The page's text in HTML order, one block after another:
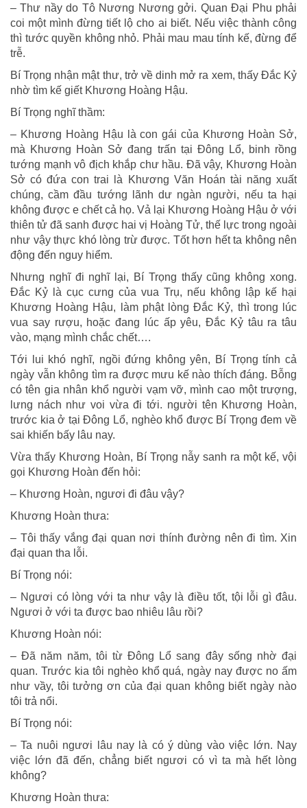
– Thư nầy do Tô Nương Nương gởi. Quan Ðại Phu phải
coi một mình đừng tiết lộ cho ai biết. Nếu việc thành công
thì tước quyền không nhỏ. Phải mau mau tính kế, đừng để
trễ.
Bí Trọng nhận mật thư, trở về dinh mở ra xem, thấy Ðắc Kỷ
nhờ tìm kế giết Khương Hoàng Hậu.
Bí Trọng nghĩ thầm:
– Khương Hoàng Hậu là con gái của Khương Hoàn Sở,
mà Khương Hoàn Sở đang trấn tại Ðông Lổ, binh rồng
tướng mạnh vô địch khắp chư hầu. Ðã vậy, Khương Hoàn
Sở có đứa con trai là Khương Văn Hoán tài năng xuất
chúng, cầm đầu tướng lãnh dư ngàn người, nếu ta hại
không được e chết cả họ. Vả lại Khương Hoàng Hậu ở với
thiên tử đã sanh được hai vị Hoàng Tử, thế lực trong ngoài
như vậy thực khó lòng trừ được. Tốt hơn hết ta không nên
động đến nguy hiểm.
Nhưng nghĩ đi nghĩ lại, Bí Trọng thấy cũng không xong.
Ðắc Kỷ là cục cưng của vua Trụ, nếu không lập kế hại
Khương Hoàng Hậu, làm phật lòng Ðắc Kỷ, thì trong lúc
vua say rượu, hoặc đang lúc ấp yêu, Ðắc Kỷ tâu ra tâu
vào, mạng mình chắc chết….
Tới lui khó nghĩ, ngồi đứng không yên, Bí Trọng tính cả
ngày vẫn không tìm ra được mưu kế nào thích đáng. Bỗng
có tên gia nhân khổ người vạm vỡ, mình cao một trượng,
lưng nách như voi vừa đi tới. người tên Khương Hoàn,
trước kia ở tại Ðông Lổ, nghèo khổ được Bí Trọng đem về
sai khiến bấy lâu nay.
Vừa thấy Khương Hoàn, Bí Trọng nẫy sanh ra một kế, vội
gọi Khương Hoàn đến hỏi:
– Khương Hoàn, ngươi đi đâu vậy?
Khương Hoàn thưa:
– Tôi thấy vắng đại quan nơi thính đường nên đi tìm. Xin
đại quan tha lỗi.
Bí Trọng nói:
– Ngươi có lòng với ta như vậy là điều tốt, tội lỗi gì đâu.
Ngươi ở với ta được bao nhiêu lâu rồi?
Khương Hoàn nói:
– Ðã năm năm, tôi từ Ðông Lổ sang đây sống nhờ đại
quan. Trước kia tôi nghèo khổ quá, ngày nay được no ấm
như vầy, tôi tưởng ơn của đại quan không biết ngày nào
tôi trả nổi.
Bí Trọng nói:
– Ta nuôi ngươi lâu nay là có ý dùng vào việc lớn. Nay
việc lớn đã đến, chẳng biết ngươi có vì ta mà hết lòng
không?
Khương Hoàn thưa: